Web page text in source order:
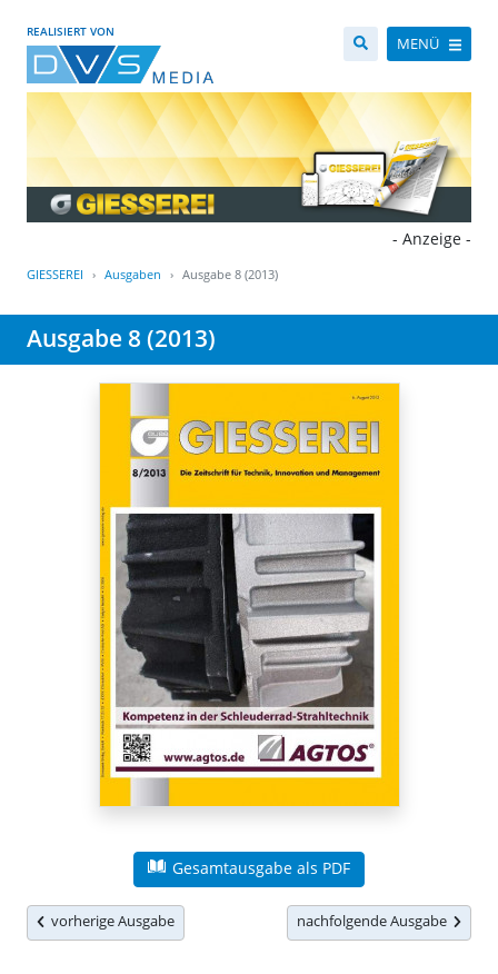
REALISIERT VON
MENÜ
- Anzeige -
GIESSEREI Ausgaben Ausgabe 8 (2013)
Ausgabe 8 (2013)
Gesamtausgabe als PDF
vorherige Ausgabe nachfolgende Ausgabe